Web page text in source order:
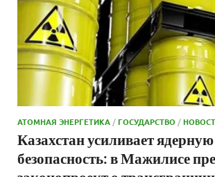
АТОМНАЯ ЭНЕРГЕТИКА /ГОСУДАРСТВО /
Казахстан усиливает ядерную
безопасность: в Мажилисе